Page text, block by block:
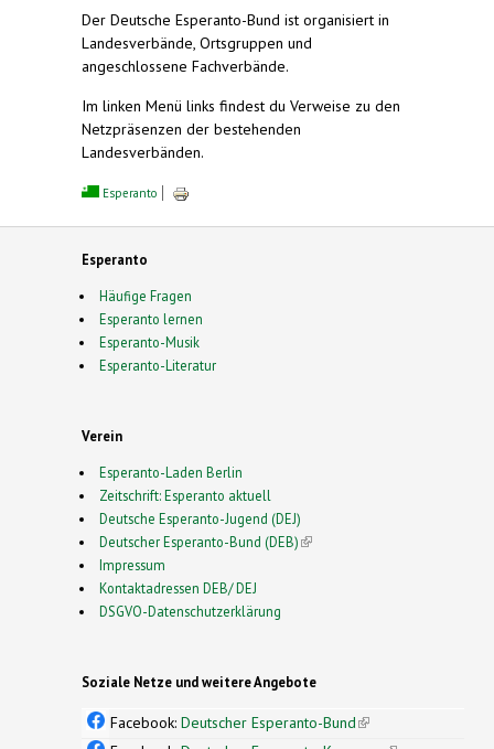
Der Deutsche Esperanto-Bund ist organisiert in
Landesverbände, Ortsgruppen und
angeschlossene Fachverbände.
Im linken Menü links findest du Verweise zu den
Netzpräsenzen der bestehenden
Landesverbänden.
Esperanto
Esperanto
Häufige Fragen
Esperanto lernen
Esperanto-Musik
Esperanto-Literatur
Verein
Esperanto-Laden Berlin
Zeitschrift: Esperanto aktuell
Deutsche Esperanto-Jugend (DEJ)
Deutscher Esperanto-Bund (DEB)(link is external)
Impressum
Kontaktadressen DEB/ DEJ
DSGVO-Datenschutzerklärung
Soziale Netze und weitere Angebote
Facebook: Deutscher Esperanto-Bund(link is